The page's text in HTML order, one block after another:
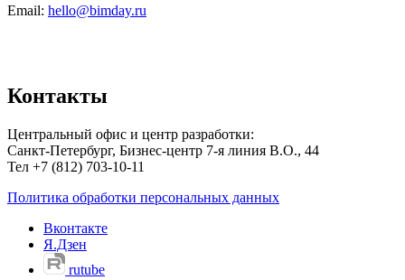
Email: hello@bimday.ru
Контакты
Центральный офис и центр разработки:
Санкт-Петербург, Бизнес-центр 7-я линия В.О., 44
Тел +7 (812) 703-10-11
Политика обработки персональных данных
Вконтакте
Я.Дзен
rutube